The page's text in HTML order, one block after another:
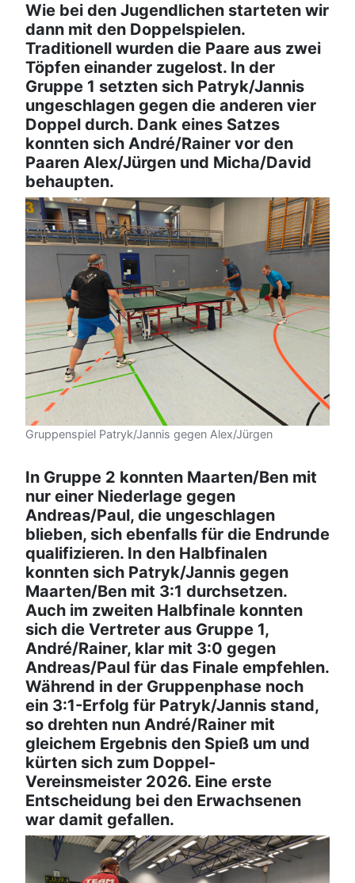
Wie bei den Jugendlichen starteten wir
dann mit den Doppelspielen.
Traditionell wurden die Paare aus zwei
Töpfen einander zugelost. In der
Gruppe 1 setzten sich Patryk/Jannis
ungeschlagen gegen die anderen vier
Doppel durch. Dank eines Satzes
konnten sich André/Rainer vor den
Paaren Alex/Jürgen und Micha/David
behaupten.
Gruppenspiel Patryk/Jannis gegen Alex/Jürgen
In Gruppe 2 konnten Maarten/Ben mit
nur einer Niederlage gegen
Andreas/Paul, die ungeschlagen
blieben, sich ebenfalls für die Endrunde
qualifizieren. In den Halbfinalen
konnten sich Patryk/Jannis gegen
Maarten/Ben mit 3:1 durchsetzen.
Auch im zweiten Halbfinale konnten
sich die Vertreter aus Gruppe 1,
André/Rainer, klar mit 3:0 gegen
Andreas/Paul für das Finale empfehlen.
Während in der Gruppenphase noch
ein 3:1-Erfolg für Patryk/Jannis stand,
so drehten nun André/Rainer mit
gleichem Ergebnis den Spieß um und
kürten sich zum Doppel-
Vereinsmeister 2026. Eine erste
Entscheidung bei den Erwachsenen
war damit gefallen.